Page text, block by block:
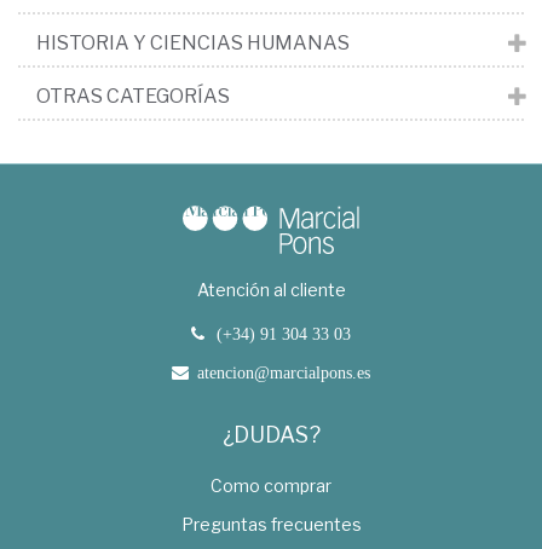
HISTORIA Y CIENCIAS HUMANAS
OTRAS CATEGORÍAS
Atención al cliente
(+34) 91 304 33 03
atencion@marcialpons.es
¿DUDAS?
Como comprar
Preguntas frecuentes